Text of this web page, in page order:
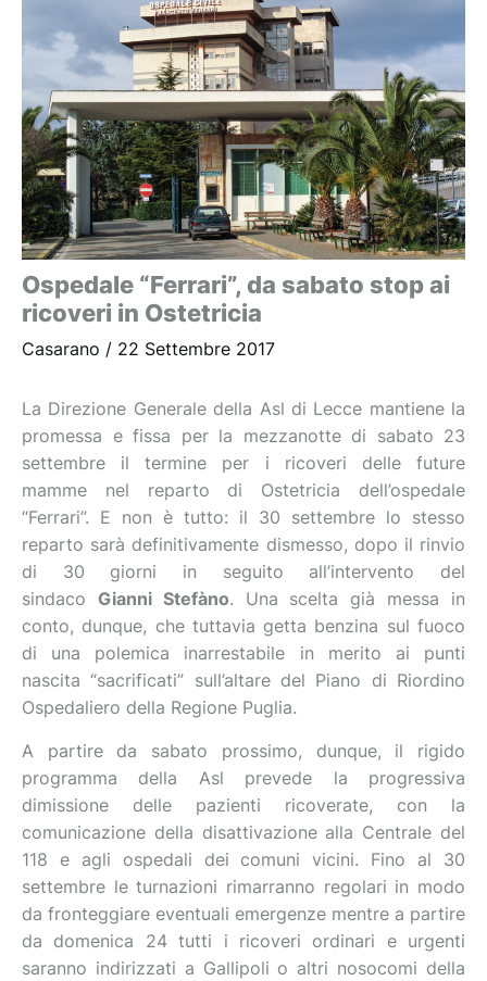
Ospedale “Ferrari”, da sabato stop ai
ricoveri in Ostetricia
Casarano / 22 Settembre 2017
La Direzione Generale della Asl di Lecce mantiene la
promessa e fissa per la mezzanotte di sabato 23
settembre il termine per i ricoveri delle future
mamme nel reparto di Ostetricia dell’ospedale
“Ferrari”. E non è tutto: il 30 settembre lo stesso
reparto sarà definitivamente dismesso, dopo il rinvio
di 30 giorni in seguito all’intervento del
sindaco Gianni Stefàno. Una scelta già messa in
conto, dunque, che tuttavia getta benzina sul fuoco
di una polemica inarrestabile in merito ai punti
nascita “sacrificati” sull’altare del Piano di Riordino
Ospedaliero della Regione Puglia.
A partire da sabato prossimo, dunque, il rigido
programma della Asl prevede la progressiva
dimissione delle pazienti ricoverate, con la
comunicazione della disattivazione alla Centrale del
118 e agli ospedali dei comuni vicini. Fino al 30
settembre le turnazioni rimarranno regolari in modo
da fronteggiare eventuali emergenze mentre a partire
da domenica 24 tutti i ricoveri ordinari e urgenti
saranno indirizzati a Gallipoli o altri nosocomi della